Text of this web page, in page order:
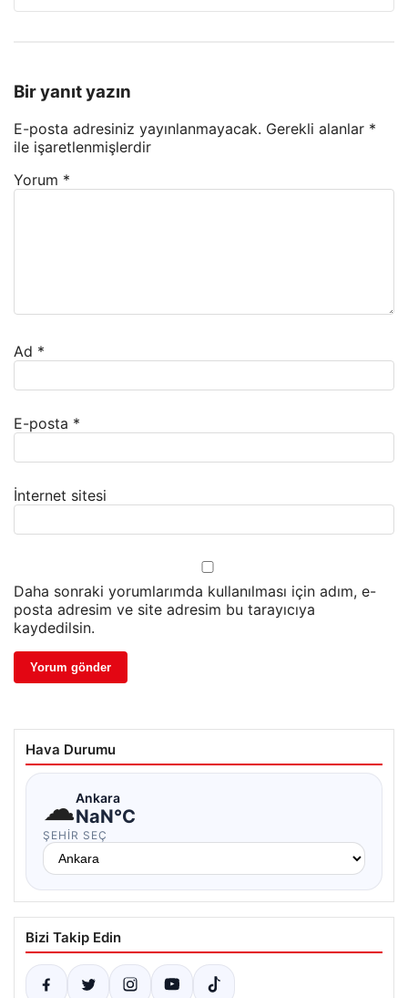
Bir yanıt yazın
E-posta adresiniz yayınlanmayacak. Gerekli alanlar *
ile işaretlenmişlerdir
Yorum *
Ad *
E-posta *
İnternet sitesi
Daha sonraki yorumlarımda kullanılması için adım, e-
posta adresim ve site adresim bu tarayıcıya
kaydedilsin.
Hava Durumu
☁Ankara
NaN°C
ŞEHIR SEÇ
Bizi Takip Edin